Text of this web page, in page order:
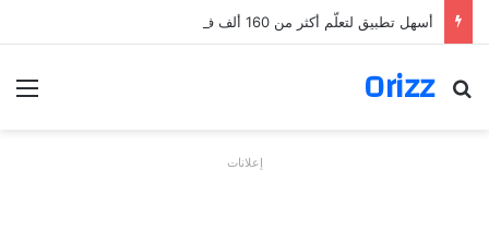
أسهل تطبيق لتعلّم أكثر من 160 ألف فعل بالألمانية
Orizz
بحث عن
إعلانات